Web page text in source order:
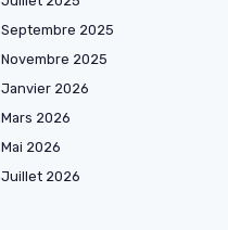
Septembre 2025
Novembre 2025
Janvier 2026
Mars 2026
Mai 2026
Juillet 2026